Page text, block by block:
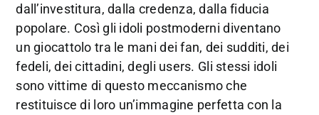
dall’investitura, dalla credenza, dalla fiducia
popolare. Così gli idoli postmoderni diventano
un giocattolo tra le mani dei fan, dei sudditi, dei
fedeli, dei cittadini, degli users. Gli stessi idoli
sono vittime di questo meccanismo che
restituisce di loro un’immagine perfetta con la